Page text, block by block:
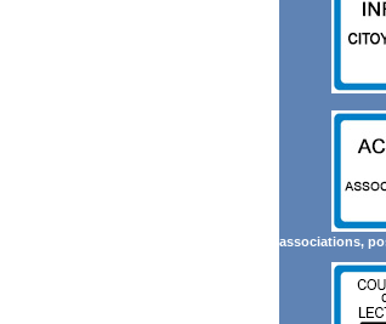
associations,